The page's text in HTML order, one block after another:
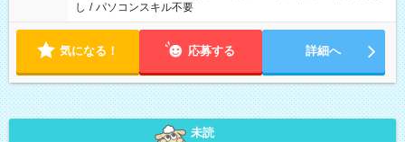
し / パソコンスキル不要
気になる！ 応募する 詳細へ
未読